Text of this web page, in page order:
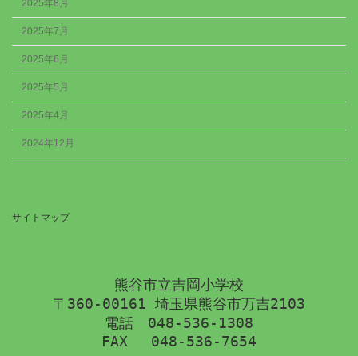
2025年8月
2025年7月
2025年6月
2025年5月
2025年4月
2024年12月
サイトマップ
熊谷市立吉岡小学校
〒360-00161 埼玉県熊谷市万吉2103
電話　048-536-1308
FAX 　048-536-7654